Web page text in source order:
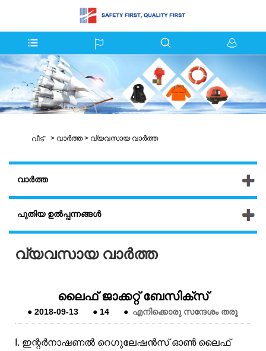
വീട് > വാർത്ത > വ്യവസായ വാർത്ത
വാർത്ത
പുതിയ ഉൽപ്പന്നങ്ങൾ
വ്യവസായ വാർത്ത
ലൈഫ് ജാക്കറ്റ് ബേസിക്സ്
● 2018-09-13 ● 14 ● എനിക്കൊരു സന്ദേശം തരൂ
I. ഇന്റർനാഷണൽ റെഗുലേഷൻസ് ഓൺ ലൈഫ്